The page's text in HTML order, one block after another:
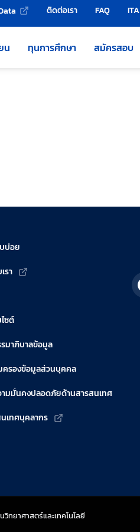
ติดต่อเรา FAQ ITA
น ทุนการศึกษา สมัครสอบ
บ่อย
รา
ซต์
มาภิบาลข้อมูล
ครองข้อมูลส่วนบุคคล
ามมั่นคงปลอดภัยด้านสารสนเทศ
เทศบุคลากร
ทยาศาสตร์และเทคโนโลยี